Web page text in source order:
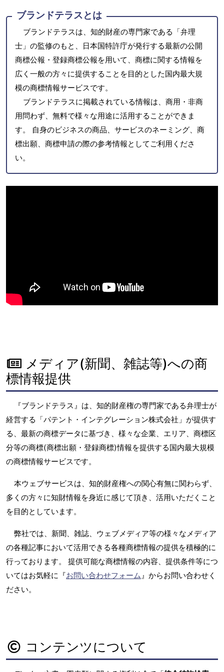
ブランドテラスとは
ブランドテラスは、知的財産の専門家である「弁理
士」の監修のもと、日本国特許庁が発行する最新の公開
商標公報・登録商標公報を用いて、商標に関する情報を
広く一般の方々に提供することを目的とした国内最大規
模の商標情報サービスです。
ブランドテラスに掲載されている情報は、商用・非商
用問わず、無料で様々な用途に活用することができま
す。 自身のビジネスの商品、サービスのネーミング、商
標出願、商標申請の際の参考情報としてご利用くださ
い。
メディア(新聞、雑誌等)への商
標情報提供
『ブランドテラス』は、知的財産権の専門家である弁理士が
経営する「パテント・インテグレーション株式会社」が提供す
る、最新の商標データに基づき、様々な企業、エリア、商標区
分等の商標(商標出願・登録商標)情報を提供する国内最大規模
の商標情報サービスです。
本ウェブサービスは、知的財産権への関心有無に関わらず、
多くの方々に知財情報を身近に感じて頂き、活用いただくこと
を目的としています。
弊社では、新聞、雑誌、ウェブメディア等の様々なメディア
の各種記事において活用できる各種商標情報の提供を積極的に
行っております。 提供可能な商標情報の内容、提供条件等につ
いてはお気軽に『お問い合わせフォーム』からお問い合わせく
ださい。
コンテンツについて